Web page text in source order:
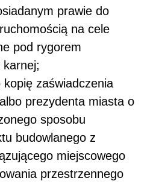
prawie do
na cele
pod rygorem
karnej;
zaświadczenia
prezydenta miasta o
sposobu
budowlanego z
miejscowego
przestrzennego